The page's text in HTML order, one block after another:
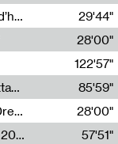
Paysages animés #3 : Prairies – Histoires d’herbes et d’humains
29'44"
28'00"
122'57"
Formule Magique #3 : Selim-a Attalah Chettaoui
85'59"
Radia Show #1103 : “Learning AI How To Dream” by Sebastian Dingens (Radio Campus Bruxelles)
28'00"
LA PYRAMIDE DE BOIS 12 / PRINTEMPS 2026
57'51"